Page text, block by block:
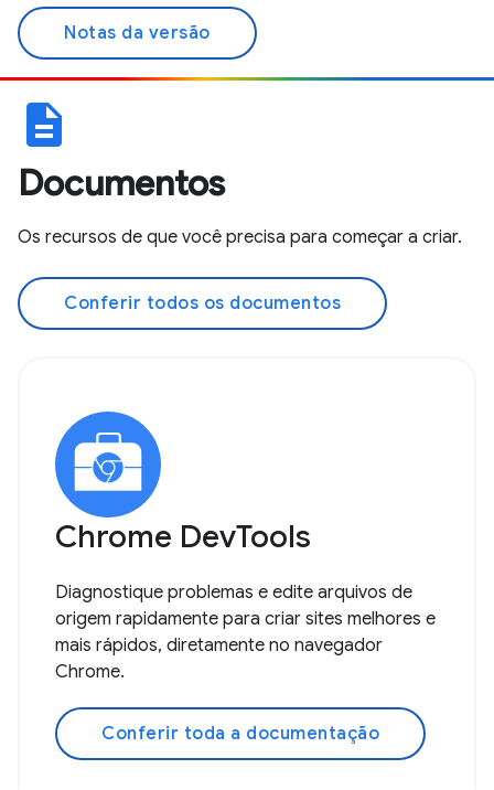
Notas da versão
description
Documentos
Os recursos de que você precisa para começar a criar.
Conferir todos os documentos
Chrome DevTools
Diagnostique problemas e edite arquivos de
origem rapidamente para criar sites melhores e
mais rápidos, diretamente no navegador
Chrome.
Conferir toda a documentação